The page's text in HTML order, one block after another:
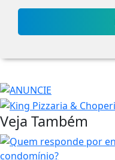
Veja Também